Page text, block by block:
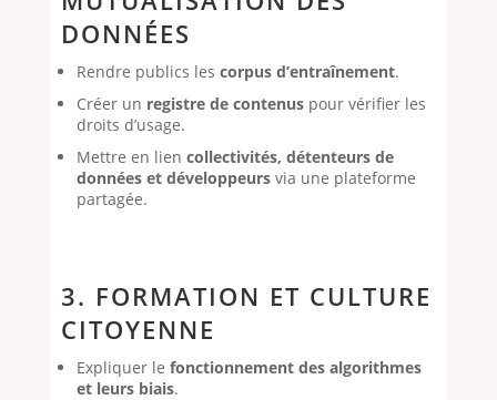
DONNÉES
Rendre publics les corpus d’entraînement.
Créer un registre de contenuspour vérifier les
droits d’usage.
Mettre en lien collectivités, détenteurs de
données et développeursvia une plateforme
partagée.
3. FORMATION ET CULTURE
CITOYENNE
Expliquer le fonctionnement des algorithmes
et leurs biais.